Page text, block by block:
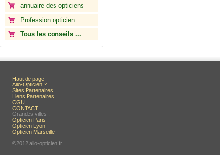
annuaire des opticiens
Profession opticien
Tous les conseils ...
Haut de page
Allo-Opticien ?
Sites Partenaires
Liens Partenaires
CGU
CONTACT
Grandes villes :
Opticien Paris
Opticien Lyon
Opticien Marseille
-
©2012 allo-opticien.fr